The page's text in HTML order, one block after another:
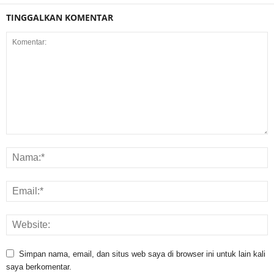
TINGGALKAN KOMENTAR
Simpan nama, email, dan situs web saya di browser ini untuk lain kali
saya berkomentar.